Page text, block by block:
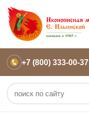
+7 (800) 333-00-37